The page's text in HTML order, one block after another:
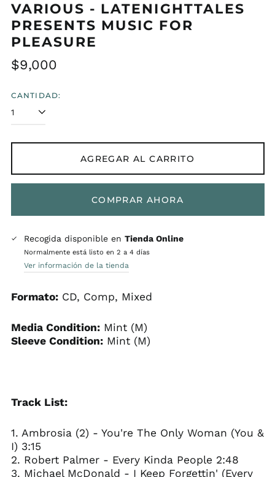
VARIOUS - LATENIGHTTALES
PRESENTS MUSIC FOR
PLEASURE
Precio
$9,000
CANTIDAD:
AGREGAR AL CARRITO
COMPRAR AHORA
Recogida disponible en Tienda Online
Normalmente está listo en 2 a 4 días
Ver información de la tienda
Formato:CD, Comp, Mixed
Media Condition:Mint (M)
Sleeve Condition:Mint (M)
Track List:
1. Ambrosia (2) - You're The Only Woman (You &
I) 3:15
2. Robert Palmer - Every Kinda People 2:48
3. Michael McDonald - I Keep Forgettin' (Every